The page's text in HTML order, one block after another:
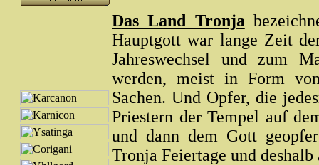
Das Land Tronja
Hauptgott war lange Zeit
Jahreswechsel und zum
werden, meist in Form
Sachen. Und Opfer, die
Priestern der Tempel auf
und dann dem Gott
Tronja Feiertage und